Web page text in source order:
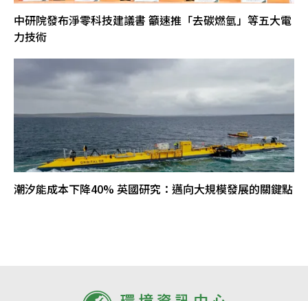
中研院發布淨零科技建議書 籲速推「去碳燃氫」等五大電
力技術
潮汐能成本下降40% 英國研究：邁向大規模發展的關鍵點